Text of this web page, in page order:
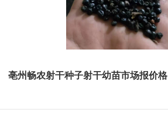
亳州畅农射干种子射干幼苗市场报价格